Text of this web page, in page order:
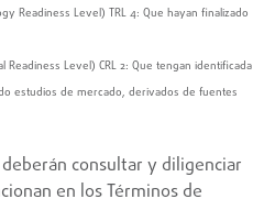
Readiness Level) TRL 4: Que hayan finalizado
Level) CRL 2: Que tengan identificada
estudios de mercado, derivados de fuentes
consultar y diligenciar
en los Términos de